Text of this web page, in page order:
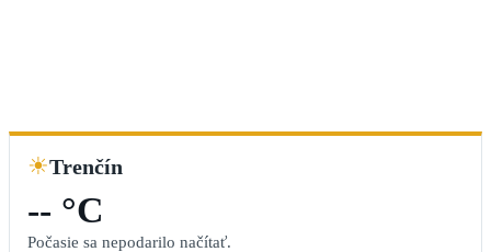
☀Trenčín
-- °C
Počasie sa nepodarilo načítať.